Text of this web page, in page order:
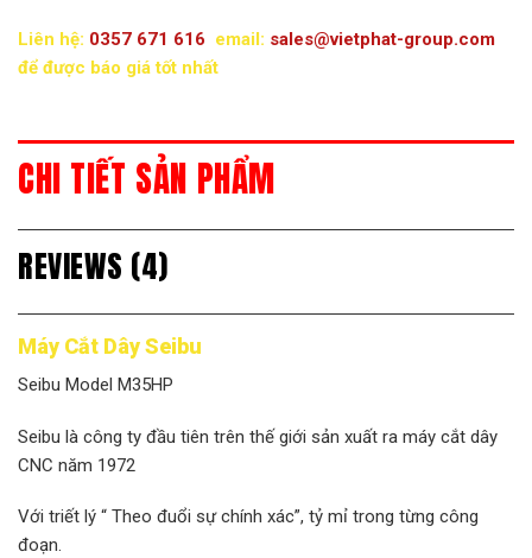
Liên hệ: 0357 671 616 email: sales@vietphat-group.com
để được báo giá tốt nhất
CHI TIẾT SẢN PHẨM
REVIEWS (4)
Máy Cắt Dây Seibu
Seibu Model M35HP
Seibu là công ty đầu tiên trên thế giới sản xuất ra máy cắt dây
CNC năm 1972
Với triết lý “ Theo đuổi sự chính xác”, tỷ mỉ trong từng công
đoạn.